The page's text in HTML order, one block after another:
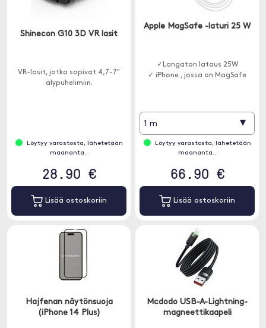
Shinecon G10 3D VR lasit
VR-lasit, jotka sopivat 4,7-7"
älypuhelimiin.
Löytyy varastosta, lähetetään
maananta..
28.90 €
Lisää ostoskoriin
Apple MagSafe -laturi 25 W
✓Langaton lataus 25W
✓ iPhone , jossa on MagSafe
1 m ▾
Löytyy varastosta, lähetetään
maananta..
66.90 €
Lisää ostoskoriin
Hajfenan näytönsuoja
(iPhone 14 Plus)
Mcdodo USB-A-Lightning-
magneettikaapeli